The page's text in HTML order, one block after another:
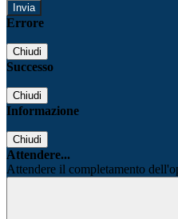
Errore
Chiudi
Successo
Chiudi
Informazione
Chiudi
Attendere...
Attendere il completamento